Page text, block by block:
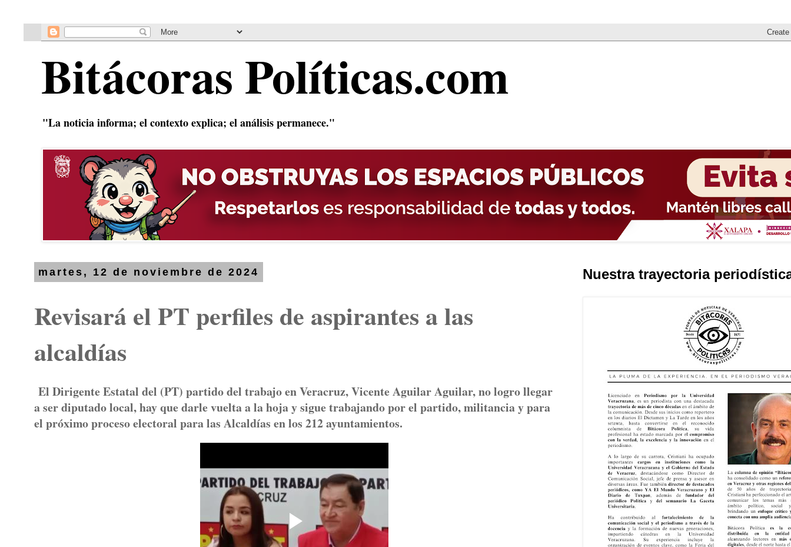
Bitácoras Políticas.com
"La noticia informa; el contexto explica; el análisis permanece."
martes, 12 de noviembre de 2024
Revisará el PT perfiles de aspirantes a las
alcaldías
El Dirigente Estatal del (PT) partido del trabajo en Veracruz, Vicente Aguilar Aguilar, no logro llegar
a ser diputado local, hay que darle vuelta a la hoja y sigue trabajando por el partido, militancia y para
el próximo proceso electoral para las Alcaldías en los 212 ayuntamientos.
Nuestra trayectoria